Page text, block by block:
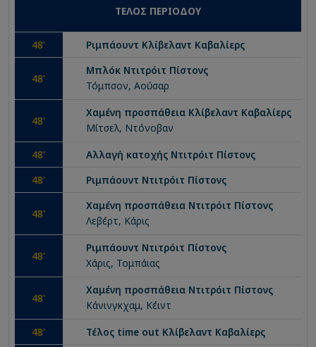
ΤΕΛΟΣ ΠΕΡΙΟΔΟΥ
48' Ριμπάουντ Κλίβελαντ Καβαλίερς
48'
Μπλόκ Ντιτρόιτ Πίστονς
Τόμπσον, Αούσαρ
48'
Χαμένη προσπάθεια Κλίβελαντ Καβαλίερς
Μίτσελ, Ντόνοβαν
48' Αλλαγή κατοχής Ντιτρόιτ Πίστονς
48' Ριμπάουντ Ντιτρόιτ Πίστονς
48'
Χαμένη προσπάθεια Ντιτρόιτ Πίστονς
Λεβέρτ, Κάρις
48'
Ριμπάουντ Ντιτρόιτ Πίστονς
Χάρις, Τομπάιας
48'
Χαμένη προσπάθεια Ντιτρόιτ Πίστονς
Κάνινγκχαμ, Κέιντ
48' Τέλος time out Κλίβελαντ Καβαλίερς